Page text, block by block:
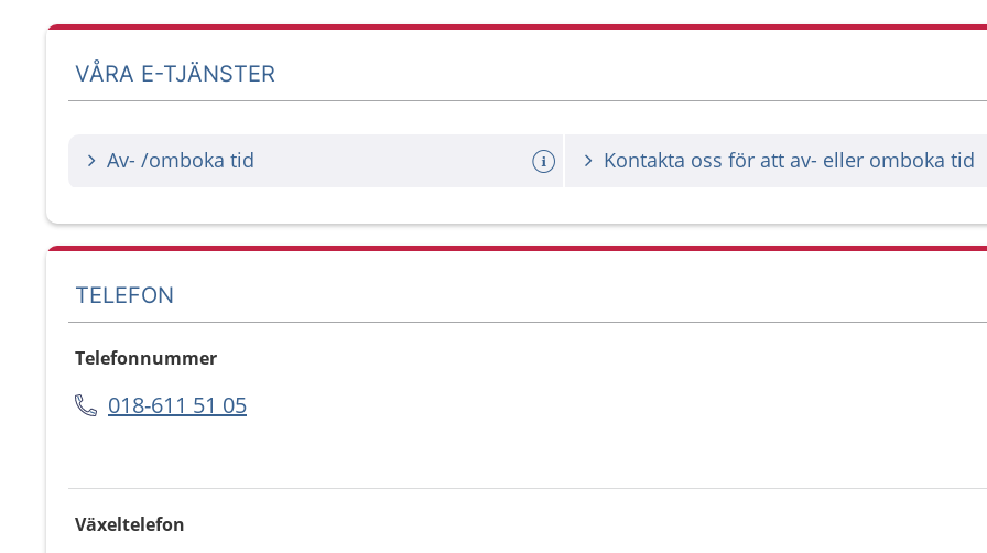
VÅRA E-TJÄNSTER
Av- /omboka tid Kontakta oss för att av- eller omboka tid
TELEFON
Telefonnummer
018-611 51 05
Växeltelefon